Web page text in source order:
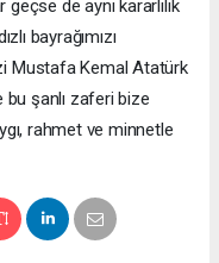
geçse de aynı kararlılık
bayrağımızı
Mustafa Kemal Atatürk
şanlı zaferi bize
rahmet ve minnetle